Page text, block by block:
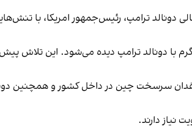
ترامپ، رئیس‌جمهور امریکا، با
با دونالد ترامپ دیده می‌شود. این تلاش
سرسخت چین در داخل کشور و همچنین
نیاز دارند.